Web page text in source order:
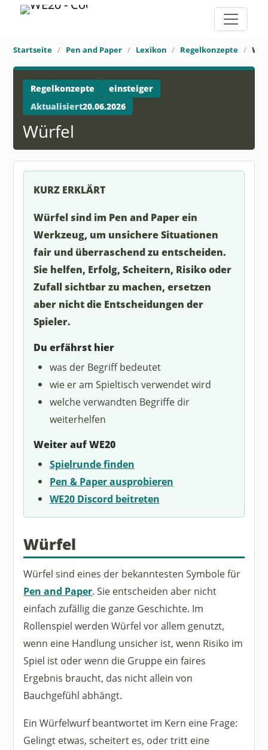
Startseite Pen and Paper Lexikon Regelkonzepte
Regelkonzepte
einsteiger
Aktualisiert20.06.2026
Würfel
KURZ ERKLÄRT
Würfel sind im Pen and Paper ein
Werkzeug, um unsichere Situationen
fair und überraschend zu entscheiden.
Sie helfen, Erfolg, Scheitern, Risiko oder
Zufall sichtbar zu machen, ersetzen
aber nicht die Entscheidungen der
Spieler.
Du erfährst hier
was der Begriff bedeutet
wie er am Spieltisch verwendet wird
welche verwandten Begriffe dir
weiterhelfen
Weiter auf WE20
Spielrunde finden
Pen & Paper ausprobieren
WE20 Discord beitreten
Würfel
Würfel sind eines der bekanntesten Symbole für
Pen and Paper. Sie entscheiden aber nicht
einfach zufällig die ganze Geschichte. Im
Rollenspiel werden Würfel vor allem genutzt,
wenn eine Handlung unsicher ist, wenn Risiko im
Spiel ist oder wenn die Gruppe ein faires
Ergebnis braucht, das nicht allein von
Bauchgefühl abhängt.
Ein Würfelwurf beantwortet im Kern eine Frage:
Gelingt etwas, scheitert es, oder tritt eine